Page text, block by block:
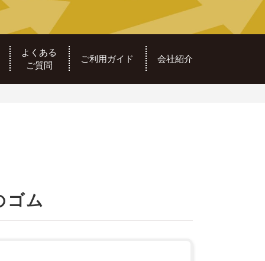
よくある
ご質問
ご利用ガイド 会社紹介
ゴム